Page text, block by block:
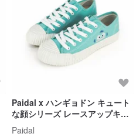
Paidal x ハンギョドン キュート
な顔シリーズ レースアップキャ
ンバススニーカー
Paidal